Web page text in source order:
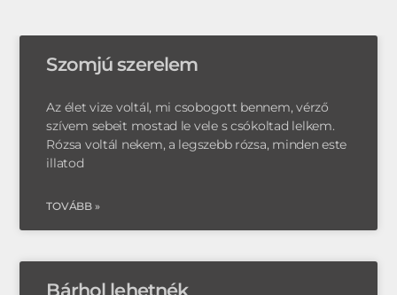
Szomjú szerelem
Az élet vize voltál, mi csobogott bennem, vérző
szívem sebeit mostad le vele s csókoltad lelkem.
Rózsa voltál nekem, a legszebb rózsa, minden este
illatod
TOVÁBB »
Bárhol lehetnék